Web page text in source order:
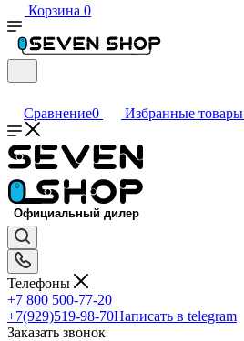
Корзина 0
Сравнение0 Избранные товары
Телефоны
+7 800 500-77-20
+7(929)519-98-70Написать в telegram
Заказать звонок